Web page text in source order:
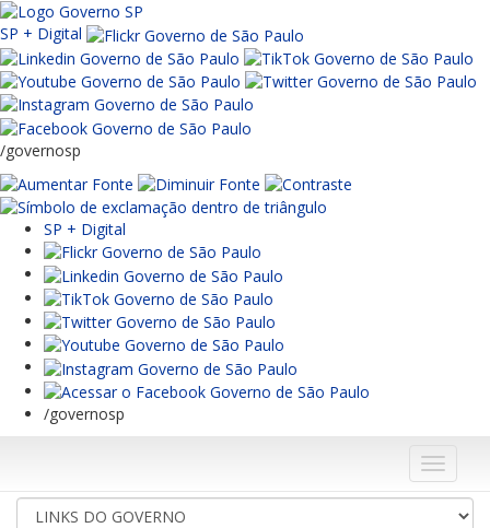
SP + Digital
/governosp
SP + Digital
/governosp
Menu